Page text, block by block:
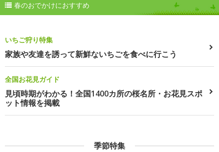
春のおでかけにおすすめ
いちご狩り特集
家族や友達を誘って新鮮ないちごを食べに行こう
全国お花見ガイド
見頃時期がわかる！全国1400カ所の桜名所・お花見スポ
ット情報を掲載
季節特集